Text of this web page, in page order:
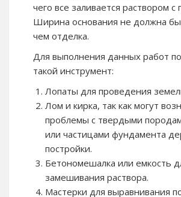
чего все заливается раствором с
Ширина основания не должна
чем отделка.
Для выполнения данных работ
такой инструмент:
Лопаты для проведения
Лом и кирка, так как могут
проблемы с твердыми
или частицами фундамента
постройки.
Бетономешалка или емкость
замешивания раствора.
Мастерки для выравнивания